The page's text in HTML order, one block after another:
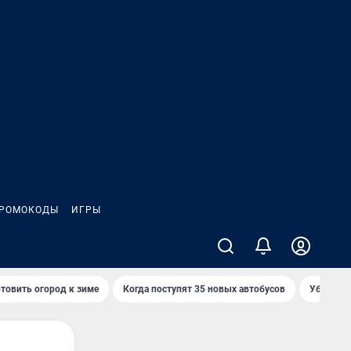
ИГРЫ
огород к зиме Когда поступят 35 новых автобусов Убийца